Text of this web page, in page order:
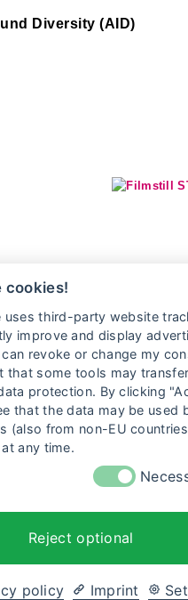
Diversity (AID)
cookies!
uses third-party website
improve and display
revoke or change my
that some tools may
protection. By clicking
that the data may be
(also from non-EU
any time.
Reject optional
policy Imprint